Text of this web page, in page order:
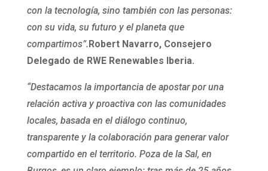
con la tecnología, sino también con las personas:
con su vida, su futuro y el planeta que
compartimos”.Robert Navarro, Consejero
Delegado de RWE Renewables Iberia.
“Destacamos la importancia de apostar por una
relación activa y proactiva con las comunidades
locales, basada en el diálogo continuo,
transparente y la colaboración para generar valor
compartido en el territorio. Poza de la Sal, en